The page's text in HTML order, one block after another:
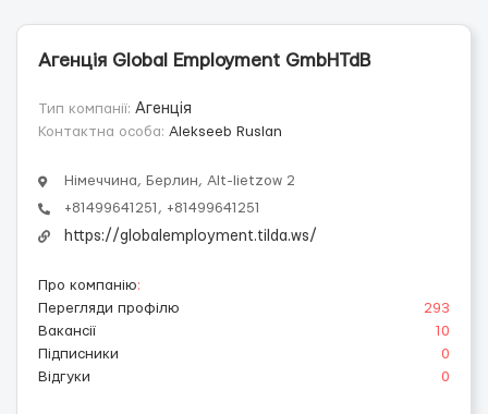
Агенція Global Employment GmbHTdВ
Тип компанії: Агенція
Контактна особа: Alekseeb Ruslan
Німеччина, Берлин, Alt-lietzow 2
+81499641251, +81499641251
https://globalemployment.tilda.ws/
Про компанію:
Перегляди профілю
293
Вакансії
10
Підписники
0
Відгуки
0